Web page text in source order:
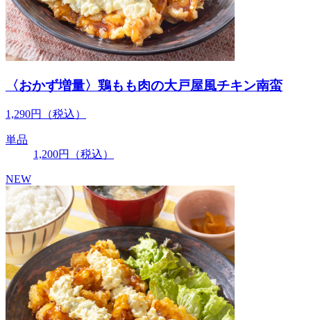
〈おかず増量〉鶏もも肉の大戸屋風チキン南蛮
1,290円 （税込）
単品
1,200円 （税込）
NEW